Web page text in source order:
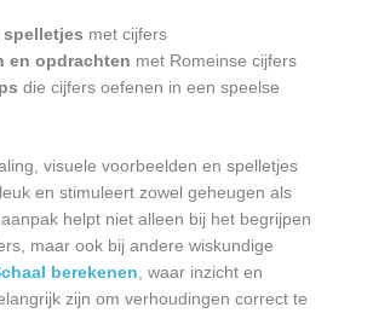
spelletjes met cijfers
en opdrachten met Romeinse cijfers
die cijfers oefenen in een speelse
visuele voorbeelden en spelletjes
en stimuleert zowel geheugen als
helpt niet alleen bij het begrijpen
maar ook bij andere wiskundige
berekenen , waar inzicht en
zijn om verhoudingen correct te